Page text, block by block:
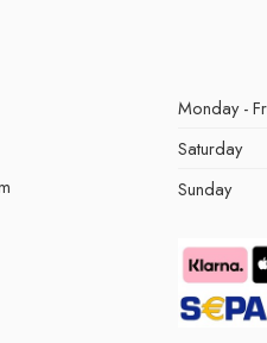
Monday -
Saturday
Sunday